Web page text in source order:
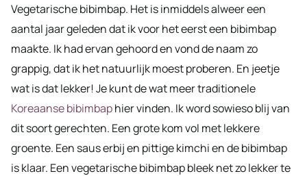
Vegetarische bibimbap. Het is inmiddels alweer een
aantal jaar geleden dat ik voor het eerst een bibimbap
maakte. Ik had ervan gehoord en vond de naam zo
grappig, dat ik het natuurlijk moest proberen. En jeetje
wat is dat lekker! Je kunt de wat meer traditionele
Koreaanse bibimbaphier vinden. Ik word sowieso blij van
dit soort gerechten. Een grote kom vol met lekkere
groente. Een saus erbij en pittige kimchi en de bibimbap
is klaar. Een vegetarische bibimbap bleek net zo lekker te